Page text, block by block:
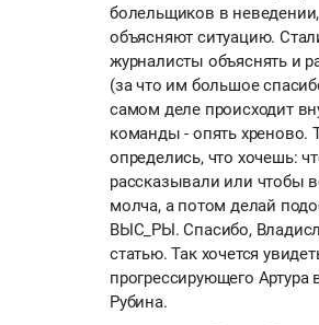
болельщиков в
объясняют ситуацию.
журналисты объяснять и
(за что им большое
самом деле происходит
команды - опять хреново.
определись, что хочешь:
рассказывали или чтобы
молча, а потом делай
ВЫС_РЫ. Спасибо,
статью. Так хочется
прогрессирующего Артура
Рубина.